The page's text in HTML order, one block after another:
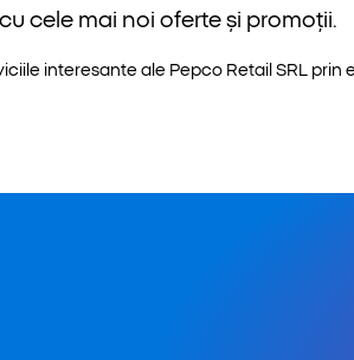
cele mai noi oferte și promoții.
interesante ale Pepco Retail SRL prin